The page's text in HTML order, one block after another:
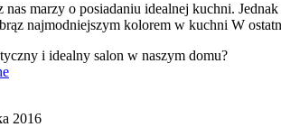
nas marzy o posiadaniu idealnej kuchni.
najmodniejszym kolorem w kuchni W
2016